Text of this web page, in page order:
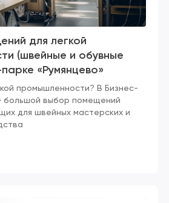
для легкой
(швейные и обувные
«Румянцево»
промышленности? В Бизнес-
большой выбор помещений
для швейных мастерских и